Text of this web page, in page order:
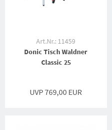
Art.Nr.: 11459
Donic Tisch Waldner
Classic 25
UVP 769,00 EUR